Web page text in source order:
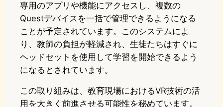
専用のアプリや機能にアクセスし、複数の
Questデバイスを一括で管理できるようになる
ことが予定されています。このシステムによ
り、教師の負担が軽減され、生徒たちはすぐに
ヘッドセットを使用して学習を開始できるよう
になるとされています。
この取り組みは、教育現場におけるVR技術の活
用を大きく前進させる可能性を秘めています。